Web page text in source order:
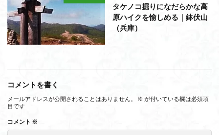
タケノコ掘りになだらかな高
原ハイクを愉しめる｜鉢伏山
（兵庫）
コメントを書く
メールアドレスが公開されることはありません。 ※ が付いている欄は必須項
目です
コメント ※